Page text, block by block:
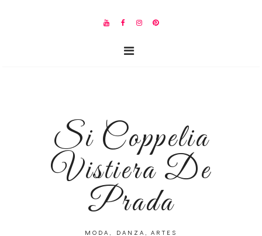
Si Coppelia
Vistiera De
Prada
MODA, DANZA, ARTES